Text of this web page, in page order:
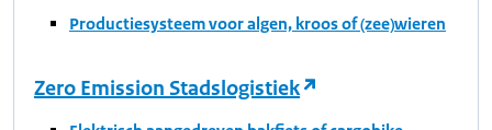
Productiesysteem voor algen, kroos of (zee)wieren
Zero Emission Stadslogistiek